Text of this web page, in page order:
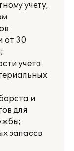
учету,
от 30
учета
и
для
запасов